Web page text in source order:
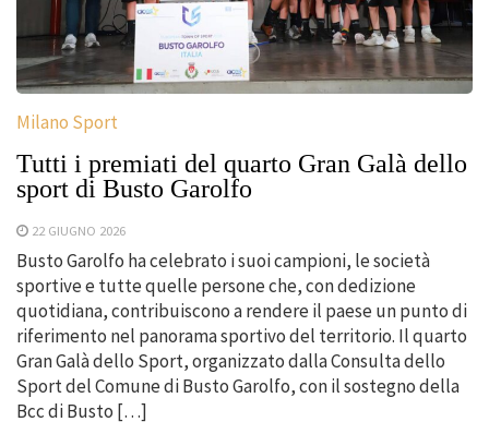
Milano Sport
Tutti i premiati del quarto Gran Galà dello
sport di Busto Garolfo
22 GIUGNO 2026
Busto Garolfo ha celebrato i suoi campioni, le società
sportive e tutte quelle persone che, con dedizione
quotidiana, contribuiscono a rendere il paese un punto di
riferimento nel panorama sportivo del territorio. Il quarto
Gran Galà dello Sport, organizzato dalla Consulta dello
Sport del Comune di Busto Garolfo, con il sostegno della
Bcc di Busto […]